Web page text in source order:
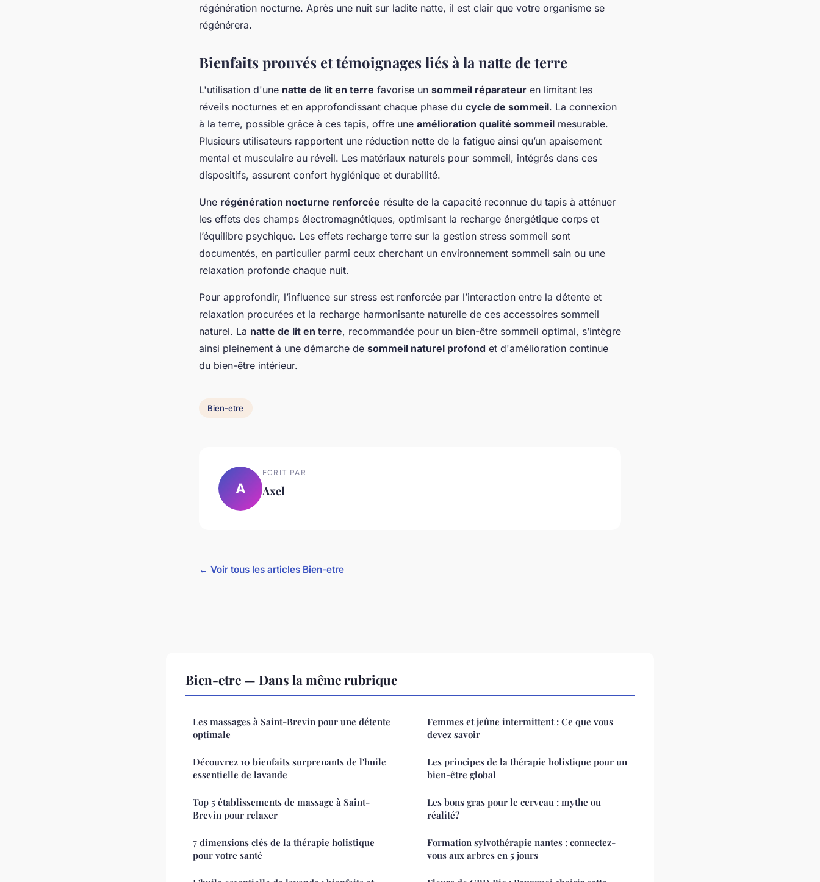
régénération nocturne. Après une nuit sur ladite natte, il est clair que votre organisme se
régénérera.
Bienfaits prouvés et témoignages liés à la natte de terre
L'utilisation d'une natte de lit en terre favorise un sommeil réparateur en limitant les
réveils nocturnes et en approfondissant chaque phase du cycle de sommeil. La connexion
à la terre, possible grâce à ces tapis, offre une amélioration qualité sommeil mesurable.
Plusieurs utilisateurs rapportent une réduction nette de la fatigue ainsi qu’un apaisement
mental et musculaire au réveil. Les matériaux naturels pour sommeil, intégrés dans ces
dispositifs, assurent confort hygiénique et durabilité.
Une régénération nocturne renforcée résulte de la capacité reconnue du tapis à atténuer
les effets des champs électromagnétiques, optimisant la recharge énergétique corps et
l’équilibre psychique. Les effets recharge terre sur la gestion stress sommeil sont
documentés, en particulier parmi ceux cherchant un environnement sommeil sain ou une
relaxation profonde chaque nuit.
Pour approfondir, l’influence sur stress est renforcée par l’interaction entre la détente et
relaxation procurées et la recharge harmonisante naturelle de ces accessoires sommeil
naturel. La natte de lit en terre, recommandée pour un bien-être sommeil optimal, s’intègre
ainsi pleinement à une démarche de sommeil naturel profond et d'amélioration continue
du bien-être intérieur.
Bien-etre
A
ECRIT PAR
Axel
← Voir tous les articles Bien-etre
Bien-etre — Dans la même rubrique
Les massages à Saint-Brevin pour une détente
optimale
Découvrez 10 bienfaits surprenants de l'huile
essentielle de lavande
Top 5 établissements de massage à Saint-
Brevin pour relaxer
7 dimensions clés de la thérapie holistique
pour votre santé
Femmes et jeûne intermittent : Ce que vous
devez savoir
Les principes de la thérapie holistique pour un
bien-être global
Les bons gras pour le cerveau : mythe ou
réalité?
Formation sylvothérapie nantes : connectez-
vous aux arbres en 5 jours